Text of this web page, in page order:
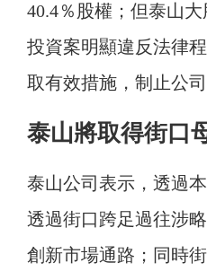
40.4％股權；但泰山
投資案明顯違反法律
取有效措施，制止公司
泰山將取得街口
泰山公司表示，透過
透過街口跨足過往涉
創新市場通路；同時